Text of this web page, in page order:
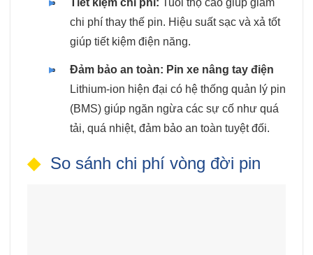
Tiết kiệm chi phí: Tuổi thọ cao giúp giảm
chi phí thay thế pin. Hiệu suất sạc và xả tốt
giúp tiết kiệm điện năng.
Đảm bảo an toàn: Pin xe nâng tay điện
Lithium-ion hiện đại có hệ thống quản lý pin
(BMS) giúp ngăn ngừa các sự cố như quá
tải, quá nhiệt, đảm bảo an toàn tuyệt đối.
So sánh chi phí vòng đời pin